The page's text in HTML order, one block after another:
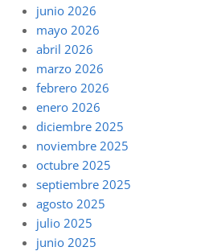
junio 2026
mayo 2026
abril 2026
marzo 2026
febrero 2026
enero 2026
diciembre 2025
noviembre 2025
octubre 2025
septiembre 2025
agosto 2025
julio 2025
junio 2025